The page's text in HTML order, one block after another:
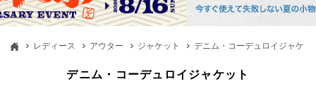
レディース アウター ジャケット デニム・コーデュロイジャケッ
デニム・コーデュロイジャケット